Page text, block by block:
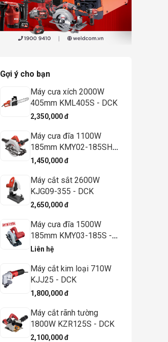
Gợi ý cho bạn
Máy cưa xích 2000W
405mm KML405S - DCK
2,350,000 đ
Máy cưa đĩa 1100W
185mm KMY02-185SH -
DCK
1,450,000 đ
Máy cắt sắt 2600W
KJG09-355 - DCK
2,650,000 đ
Máy cưa đĩa 1500W
185mm KMY03-185S -
DCK
Liên hệ
Máy cắt kim loại 710W
KJJ25 - DCK
1,800,000 đ
Máy cắt rãnh tường
1800W KZR125S - DCK
2,100,000 đ